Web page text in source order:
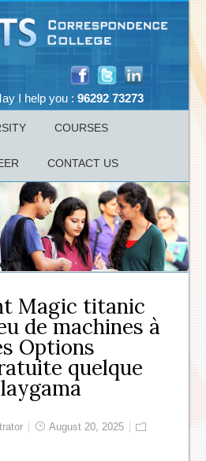
I help you : 96292 73273
COURSES
CONTACT US
Magic titanic
de machines à
Options
quelque
August 20, 2025